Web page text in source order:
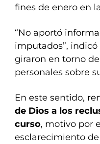
fines de enero en
“No aportó
imputados”,
giraron en torno
personales sobre
En este sentido,
de Dios a los
curso, motivo por
esclarecimiento de